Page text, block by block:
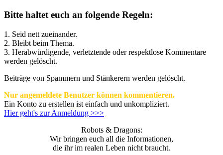
Bitte haltet euch an folgende Regeln:
1. Seid nett zueinander.
2. Bleibt beim Thema.
3. Herabwürdigende, verletztende oder respektlose Kommentare
werden gelöscht.
Beiträge von Spammern und Stänkerern werden gelöscht.
Nur angemeldete Benutzer können kommentieren.
Ein Konto zu erstellen ist einfach und unkompliziert.
Hier geht's zur Anmeldung >>>
Robots & Dragons:
Wir bringen euch all die Informationen,
die ihr im realen Leben nicht braucht.